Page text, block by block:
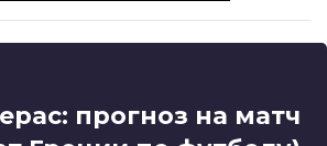
прогноз на матч